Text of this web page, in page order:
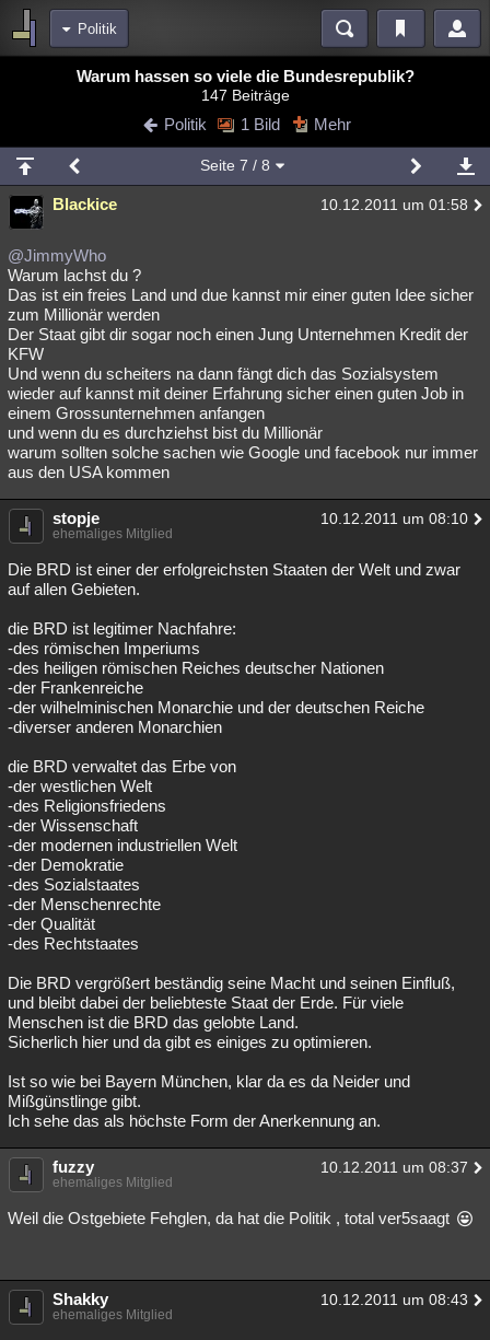
Politik
Blogs Videos
Chat Wiki Neuigkeiten
meine Rubriken
Menschen Mystery Kriminalfälle
Spiritualität
Natur Umfragen Unterhaltung
weitere Rubriken
Philosophie
Astronomie Helpdesk Gruppen Gaming Filme
Musik Clash Verbesserungen Allmystery English
Übersichten
Besucht Geschlossen
Warum hassen so viele die Bundesrepublik?
147 Beiträge
Politik 1 Bild Mehr
Seite 7 / 8
Blackice 10.12.2011 um 01:58
@JimmyWho
Warum lachst du ?
Das ist ein freies Land und due kannst mir einer guten Idee sicher
zum Millionär werden
Der Staat gibt dir sogar noch einen Jung Unternehmen Kredit der
KFW
Und wenn du scheiters na dann fängt dich das Sozialsystem
wieder auf kannst mit deiner Erfahrung sicher einen guten Job in
einem Grossunternehmen anfangen
und wenn du es durchziehst bist du Millionär
warum sollten solche sachen wie Google und facebook nur immer
aus den USA kommen
stopje 10.12.2011 um 08:10
ehemaliges Mitglied
Die BRD ist einer der erfolgreichsten Staaten der Welt und zwar
auf allen Gebieten.
die BRD ist legitimer Nachfahre:
-des römischen Imperiums
-des heiligen römischen Reiches deutscher Nationen
-der Frankenreiche
-der wilhelminischen Monarchie und der deutschen Reiche
-diverser anderen Monarchien
die BRD verwaltet das Erbe von
-der westlichen Welt
-des Religionsfriedens
-der Wissenschaft
-der modernen industriellen Welt
-der Demokratie
-des Sozialstaates
-der Menschenrechte
-der Qualität
-des Rechtstaates
Die BRD vergrößert beständig seine Macht und seinen Einfluß,
und bleibt dabei der beliebteste Staat der Erde. Für viele
Menschen ist die BRD das gelobte Land.
Sicherlich hier und da gibt es einiges zu optimieren.
Ist so wie bei Bayern München, klar da es da Neider und
Mißgünstlinge gibt.
Ich sehe das als höchste Form der Anerkennung an.
fuzzy 10.12.2011 um 08:37
ehemaliges Mitglied
Weil die Ostgebiete Fehglen, da hat die Politik , total ver5saagt
Shakky 10.12.2011 um 08:43
ehemaliges Mitglied